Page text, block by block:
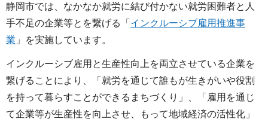
静岡市では、なかなか就労に結び付かない就労困難者と人
手不足の企業等とを繋げる「 インクルーシブ雇用推進事
業 」を実施しています。
インクルーシブ雇用と生産性向上を両立させている企業を
繋げることにより、「就労を通じて誰もが生きがいや役割
を持って暮らすことができるまちづくり」、「雇用を通じ
て企業等が生産性を向上させ、もって地域経済の活性化」